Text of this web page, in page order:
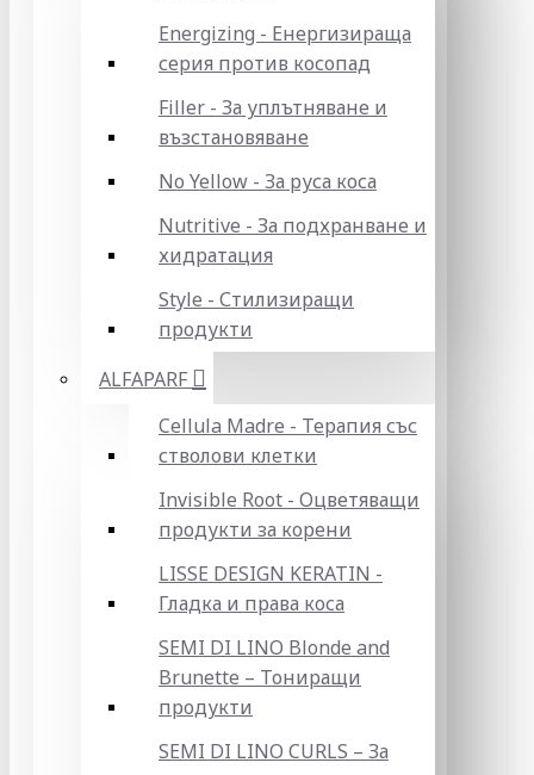
Energizing - Енергизираща
серия против косопад
Filler - За уплътняване и
възстановяване
No Yellow - За руса коса
Nutritive - За подхранване и
хидратация
Style - Стилизиращи
продукти
ALFAPARF
Cellula Madre - Терапия със
стволови клетки
Invisible Root - Оцветяващи
продукти за корени
LISSE DESIGN KERATIN -
Гладка и права коса
SEMI DI LINO Blonde and
Brunette – Тониращи
продукти
SEMI DI LINO CURLS – За